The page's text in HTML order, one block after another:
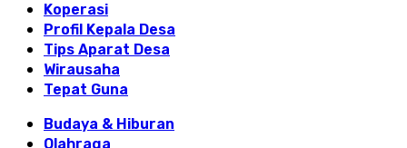
Koperasi
Profil Kepala Desa
Tips Aparat Desa
Wirausaha
Tepat Guna
Budaya & Hiburan
Olahraga